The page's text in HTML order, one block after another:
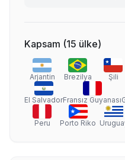
Kapsam (15 ülke)
Arjantin Brezilya Şili
El SalvadorFransız Guyanası
Peru Porto Riko